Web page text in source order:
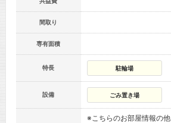
間取り
専有面積
特長 駐輪場
設備 ごみ置き場
※こちらのお部屋情報の